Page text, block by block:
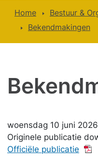
Home Bestuur &
Bekendmakingen
woensdag 10 juni 2026
Originele publicatie
Officiële publicatie